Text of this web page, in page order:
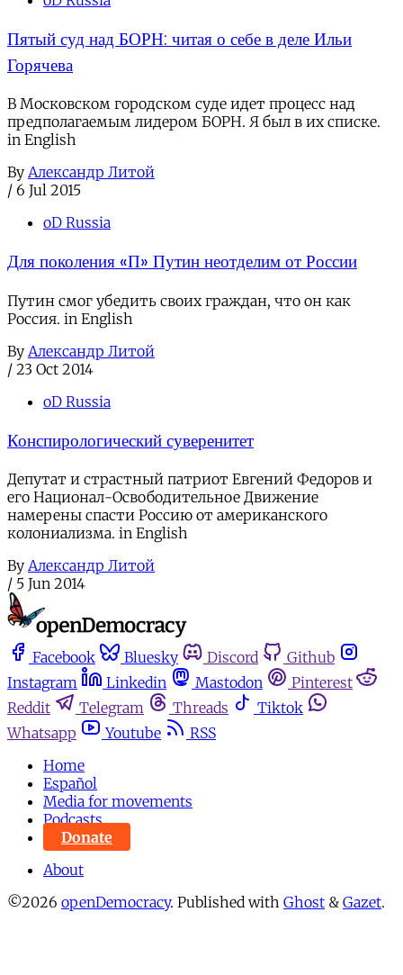
Пятый суд над БОРН: читая о себе в деле Ильи
Горячева
В Московском городском суде идет процесс над
предполагаемым лидером БОРН. Я был в их списке.
in English
By Александр Литой
/ 6 Jul 2015
oD Russia
Для поколения «П» Путин неотделим от России
Путин смог убедить своих граждан, что он как
Россия. in English
By Александр Литой
/ 23 Oct 2014
oD Russia
Конспирологический суверенитет
Депутат и страстный патриот Евгений Федоров и
его Национал-Освободительное Движение
намерены спасти Россию от американского
колониализма. in English
By Александр Литой
/ 5 Jun 2014
Facebook Bluesky Discord
Github
Instagram
Linkedin Mastodon
Pinterest
Reddit
Telegram Threads
Tiktok
Whatsapp
Youtube
RSS
Home
Español
Media for movements
Podcasts
Donate
About
©2026 openDemocracy. Published with Ghost & Gazet.